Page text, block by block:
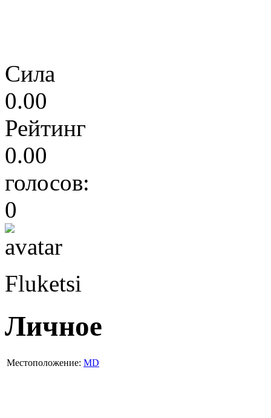
Сила
0.00
Рейтинг
0.00
голосов:
0
Fluketsi
Личное
Местоположение: MD